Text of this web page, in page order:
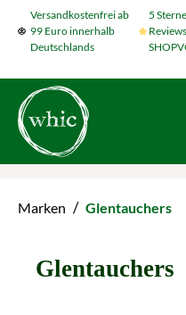
Zum Hauptinhalt springen
Versandkostenfrei ab
99 Euro innerhalb
Deutschlands
5
Marken / Glentauchers
Glentauchers